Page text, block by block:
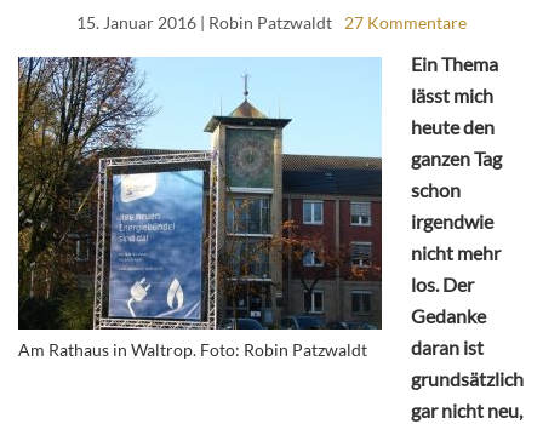
15. Januar 2016 | Robin Patzwaldt 27 Kommentare
Am Rathaus in Waltrop. Foto: Robin Patzwaldt
Ein Thema
lässt mich
heute den
ganzen Tag
schon
irgendwie
nicht mehr
los. Der
Gedanke
daran ist
grundsätzlich
gar nicht neu,